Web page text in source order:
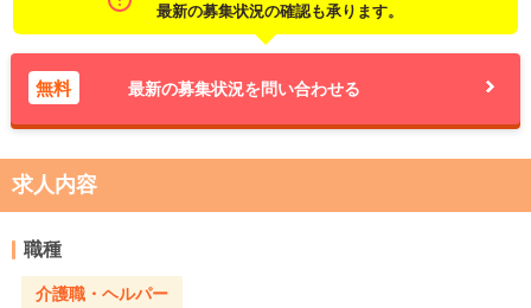
最新の募集状況の確認も承ります。
無料 最新の募集状況を問い合わせる
求人内容
職種
介護職・ヘルパー